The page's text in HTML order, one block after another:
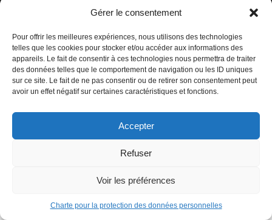
Gérer le consentement
Pour offrir les meilleures expériences, nous utilisons des technologies
telles que les cookies pour stocker et/ou accéder aux informations des
appareils. Le fait de consentir à ces technologies nous permettra de traiter
des données telles que le comportement de navigation ou les ID uniques
sur ce site. Le fait de ne pas consentir ou de retirer son consentement peut
avoir un effet négatif sur certaines caractéristiques et fonctions.
Accepter
Refuser
Voir les préférences
Charte pour la protection des données personnelles
© ALL RIGHTS RESERVED. URBAN COMICS POUR LES
ÉDITIONS FRANÇAISES.